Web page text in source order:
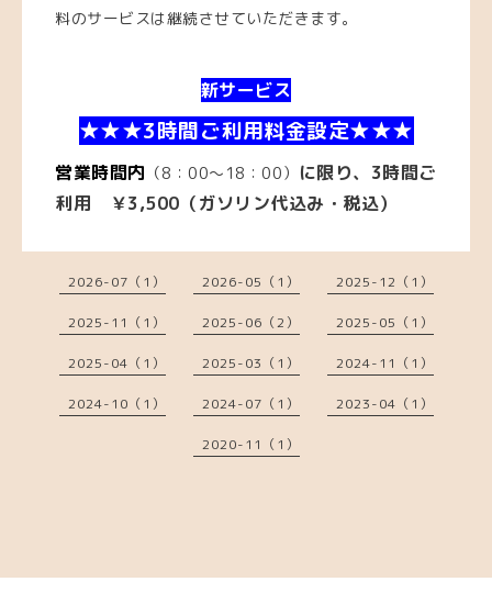
料のサービスは継続させていただきます。
新サービス
★★★3時間ご利用料金設定★★★
営業時間内 （8：00～18：00） に限り、3時間ご
利用 ￥3,500（ガソリン代込み・税込）
2026-07（1） 2026-05（1） 2025-12（1）
2025-11（1） 2025-06（2） 2025-05（1）
2025-04（1） 2025-03（1） 2024-11（1）
2024-10（1） 2024-07（1） 2023-04（1）
2020-11（1）